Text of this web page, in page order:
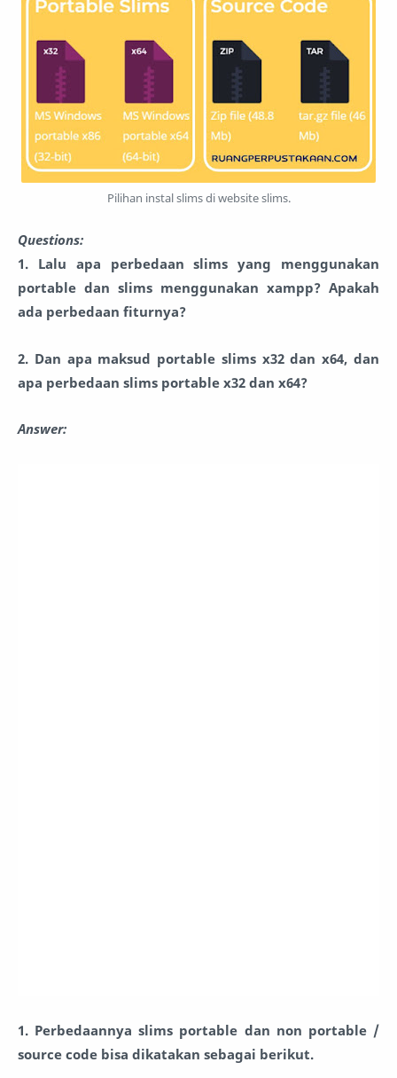
Pilihan instal slims di website slims.
Questions:
1. Lalu apa perbedaan slims yang menggunakan
portable dan slims menggunakan xampp? Apakah
ada perbedaan fiturnya?
2. Dan apa maksud portable slims x32 dan x64, dan
apa perbedaan slims portable x32 dan x64?
Answer:
1. Perbedaannya slims portable dan non portable /
source code bisa dikatakan sebagai berikut.